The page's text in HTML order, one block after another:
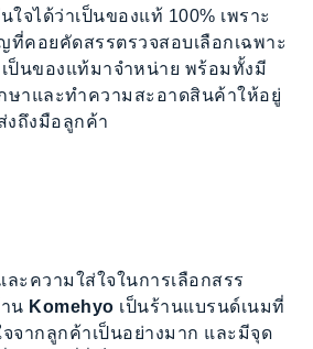
จได้ว่าเป็นของแท้ 100% เพราะ
ที่คอยคัดสรรตรวจสอบเลือกเฉพาะ
นของแท้มาจำหน่าย พร้อมทั้งมี
ษาและทำความสะอาดสินค้าให้อยู่
ถึงมือลูกค้า
ะความใส่ใจในการเลือกสรร
น Komehyo เป็นร้านแบรนด์เนมที่
จากลูกค้าเป็นอย่างมาก และมีจุด